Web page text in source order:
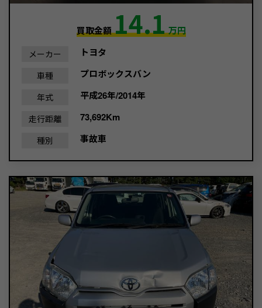
買取金額14.1万円
メーカー トヨタ
車種 プロボックスバン
年式 平成26年/2014年
走行距離 73,692Km
種別 事故車